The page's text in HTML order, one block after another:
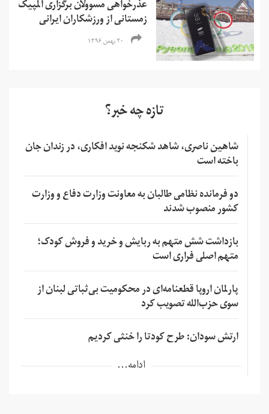
عذرخواهی مسوولان برگزاری المپیک
زمستانی از ورزشکاران ایرانی
۲۰ بهمن ۱۳۹۶
تازه چه خبر؟
شاهین ناصری، شاهد شکنجه نوید افکاری، در زندان جان
باخته است
دو فرمانده نظامی طالبان به معاونت وزارت دفاع و وزارت
کشور منصوب شدند
بازداشت شش متهم به ربایش و خرید و فروش کودک؛
متهم اصلی فراری است
پارلمان اروپا قطعنامه‌ای در محکومیت بی‌ثباتی لبنان از
سوی حزب‌الله تصویب کرد
ارتش سودان: طرح کودتا را خنثی کردیم
ادامه...